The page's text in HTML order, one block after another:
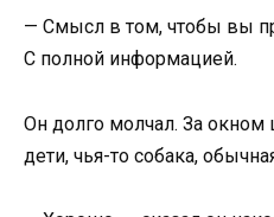
— Смысл в том, чтобы вы
С полной информацией.
Он долго молчал. За
дети, чья-то собака,